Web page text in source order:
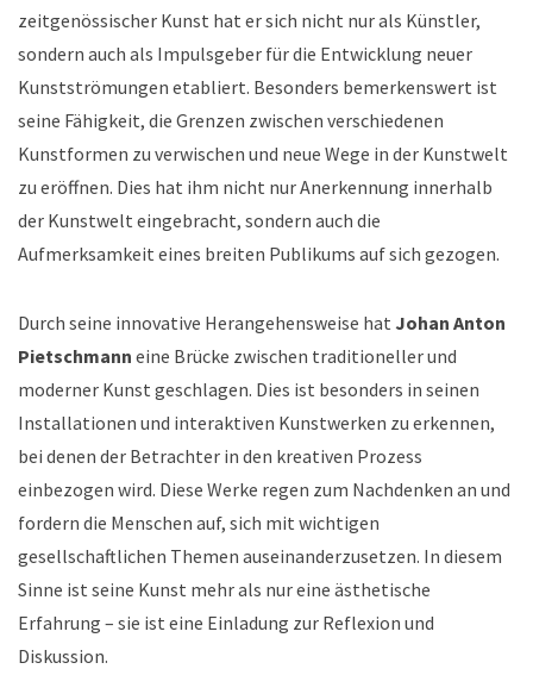
zeitgenössischer Kunst hat er sich nicht nur als Künstler,
sondern auch als Impulsgeber für die Entwicklung neuer
Kunstströmungen etabliert. Besonders bemerkenswert ist
seine Fähigkeit, die Grenzen zwischen verschiedenen
Kunstformen zu verwischen und neue Wege in der Kunstwelt
zu eröffnen. Dies hat ihm nicht nur Anerkennung innerhalb
der Kunstwelt eingebracht, sondern auch die
Aufmerksamkeit eines breiten Publikums auf sich gezogen.
Durch seine innovative Herangehensweise hat Johan Anton
Pietschmann eine Brücke zwischen traditioneller und
moderner Kunst geschlagen. Dies ist besonders in seinen
Installationen und interaktiven Kunstwerken zu erkennen,
bei denen der Betrachter in den kreativen Prozess
einbezogen wird. Diese Werke regen zum Nachdenken an und
fordern die Menschen auf, sich mit wichtigen
gesellschaftlichen Themen auseinanderzusetzen. In diesem
Sinne ist seine Kunst mehr als nur eine ästhetische
Erfahrung – sie ist eine Einladung zur Reflexion und
Diskussion.